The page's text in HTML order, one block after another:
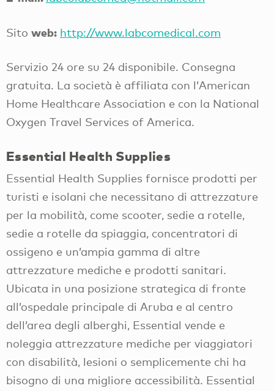
Sito web: http://www.labcomedical.com
Servizio 24 ore su 24 disponibile. Consegna
gratuita. La società è affiliata con l’American
Home Healthcare Association e con la National
Oxygen Travel Services of America.
Essential Health Supplies
Essential Health Supplies fornisce prodotti per
turisti e isolani che necessitano di attrezzature
per la mobilità, come scooter, sedie a rotelle,
sedie a rotelle da spiaggia, concentratori di
ossigeno e un’ampia gamma di altre
attrezzature mediche e prodotti sanitari.
Ubicata in una posizione strategica di fronte
all’ospedale principale di Aruba e al centro
dell’area degli alberghi, Essential vende e
noleggia attrezzature mediche per viaggiatori
con disabilità, lesioni o semplicemente chi ha
bisogno di una migliore accessibilità. Essential